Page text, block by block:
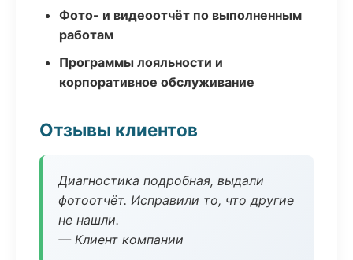
Фото- и видеоотчёт по выполненным
работам
Программы лояльности и
корпоративное обслуживание
Отзывы клиентов
Диагностика подробная, выдали
фотоотчёт. Исправили то, что другие
не нашли.
— Клиент компании